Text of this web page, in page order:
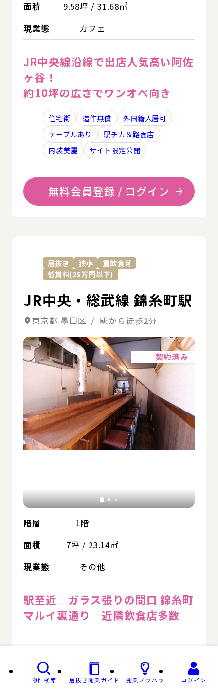
面積
9.58坪 / 31.68㎡
現業態
カフェ
JR中央線沿線で出店人気高い阿佐
ヶ谷！
約10坪の広さでワンオペ向き
住宅街 造作無償
外国籍入居可
テーブルあり
駅チカ＆路面店
内装美麗
サイト限定公開
無料会員登録 / ログイン
居抜き 狭小
重飲食可
低賃料(25万円以下)
JR中央・総武線 錦糸町駅
東京都 墨田区 / 駅から徒歩2分
契約済み
階層
1階
面積
7坪 / 23.14㎡
現業態
その他
駅至近 ガラス張りの間口 錦糸町
マルイ裏通り 近隣飲食店多数
無料会員登録 / ログイン
物件検索 居抜き開業ガイド 開業ノウハウ ログイン